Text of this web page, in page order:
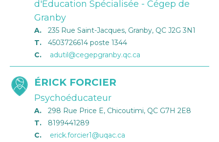
d'Éducation Spécialisée - Cégep de
Granby
A.
235 Rue Saint-Jacques, Granby, QC J2G 3N1
T.
4503726614 poste 1344
C.
adutil@cegepgranby.qc.ca
ÉRICK FORCIER
Psychoéducateur
A.
298 Rue Price E, Chicoutimi, QC G7H 2E8
T.
8199441289
C.
erick.forcier1@uqac.ca